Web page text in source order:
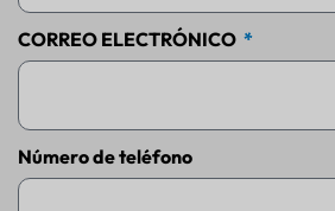
CORREO ELECTRÓNICO
Número de teléfono